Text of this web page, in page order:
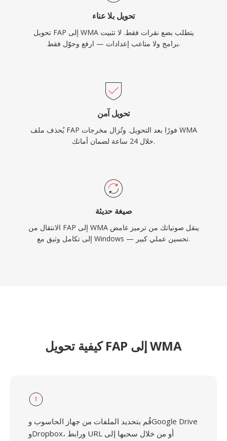
تحويل بلا عناء
تحويل FAP إلى WMA يتطلب بضع نقرات فقط. لا تثبيت
برامج ولا متاعب إعدادات — ارفع وحوّل فقط.
تحويل آمن
يُحذف ملف FAP فورًا بعد التحويل. وتُزال مخرجات WMA
خلال 24 ساعة لضمان أمانك.
صيغة حديثة
الانتقال من FAP إلى WMA ينقل صوتياتك من ترميز غامض
إلى تكامل وثيق مع Windows — تحسين عملي كبير.
كيفية تحويل FAP إلى WMA
1
قُم بتحديد الملفات من جهاز الحاسوب وGoogle Drive
وDropbox، ورابط URL أو من خلال سحبها إلى